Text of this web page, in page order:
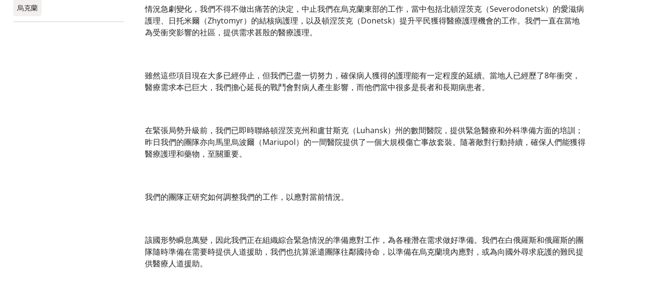
烏克蘭
情況急劇變化，我們不得不做出痛苦的決定，中止我們在烏克蘭東部的工作，當中包括北頓涅茨克（Severodonetsk）的愛滋病
護理、日托米爾（Zhytomyr）的結核病護理，以及頓涅茨克（Donetsk）提升平民獲得醫療護理機會的工作。我們一直在當地
為受衝突影響的社區，提供需求甚殷的醫療護理。
雖然這些項目現在大多已經停止，但我們已盡一切努力，確保病人獲得的護理能有一定程度的延續。當地人已經歷了8年衝突，
醫療需求本已巨大，我們擔心延長的戰鬥會對病人產生影響，而他們當中很多是長者和長期病患者。
在緊張局勢升級前，我們已即時聯絡頓涅茨克州和盧甘斯克（Luhansk）州的數間醫院，提供緊急醫療和外科準備方面的培訓；
昨日我們的團隊亦向馬里烏波爾（Mariupol）的一間醫院提供了一個大規模傷亡事故套裝。隨著敵對行動持續，確保人們能獲得
醫療護理和藥物，至關重要。
我們的團隊正研究如何調整我們的工作，以應對當前情況。
該國形勢瞬息萬變，因此我們正在組織綜合緊急情況的準備應對工作，為各種潛在需求做好準備。我們在白俄羅斯和俄羅斯的團
隊隨時準備在需要時提供人道援助，我們也抗算派遣團隊往鄰國待命，以準備在烏克蘭境內應對，或為向國外尋求庇護的難民提
供醫療人道援助。